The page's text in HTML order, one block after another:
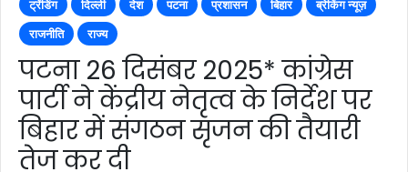
ट्रेंडिंग दिल्ली देश पटना प्रशासन बिहार
ब्रेकिंग न्यूज़
राजनीति
राज्य
पटना 26 दिसंबर 2025* कांग्रेस
पार्टी ने केंद्रीय नेतृत्व के निर्देश पर
बिहार में संगठन सृजन की तैयारी
तेज कर दी